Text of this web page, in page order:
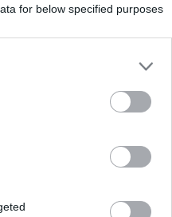
for below specified purposes
–